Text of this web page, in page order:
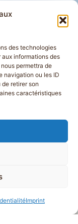
des technologies
informations des
permettra de
navigation ou les ID
retirer son
caractéristiques
Imprint